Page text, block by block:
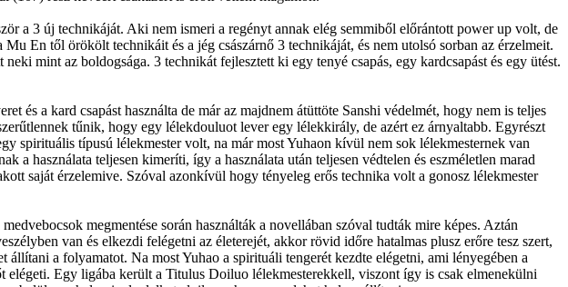
a 3 új technikáját. Aki nem ismeri a regényt annak elég semmiből előrántott power up volt, de
En től örökölt technikáit és a jég császárnő 3 technikáját, és nem utolsó sorban az érzelmeit.
mint az boldogsága. 3 technikát fejlesztett ki egy tenyé csapás, egy kardcsapást és egy ütést.
és a kard csapást használta de már az majdnem átüttöte Sanshi védelmét, hogy nem is teljes
tűnik, hogy egy lélekdouluot lever egy lélekkirály, de azért ez árnyaltabb. Egyrészt
spirituális típusú lélekmester volt, na már most Yuhaon kívül nem sok lélekmesternek van
a használata teljesen kimeríti, így a használata után teljesen védtelen és eszméletlen marad
saját érzelemive. Szóval azonkívül hogy tényeleg erős technika volt a gonosz lélekmester
megmentése során használták a novellában szóval tudták mire képes. Aztán
van és elkezdi felégetni az életerejét, akkor rövid időre hatalmas plusz erőre tesz szert,
a folyamatot. Na most Yuhao a spirituáli tengerét kezdte elégetni, ami lényegében a
Egy ligába került a Titulus Doiluo lélekmesterekkell, viszont így is csak elmenekülni